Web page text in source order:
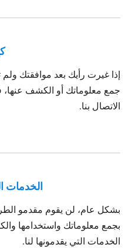
إذا غيرت رأيك بعد موافقتك ولم
جمع معلوماتك أو الكشف
الاتصال بنا.
الخدمات
بشكل عام، لن يقوم مقدمو
بجمع معلوماتك واستخدامها
الخدمات التي يقدمونها لنا.